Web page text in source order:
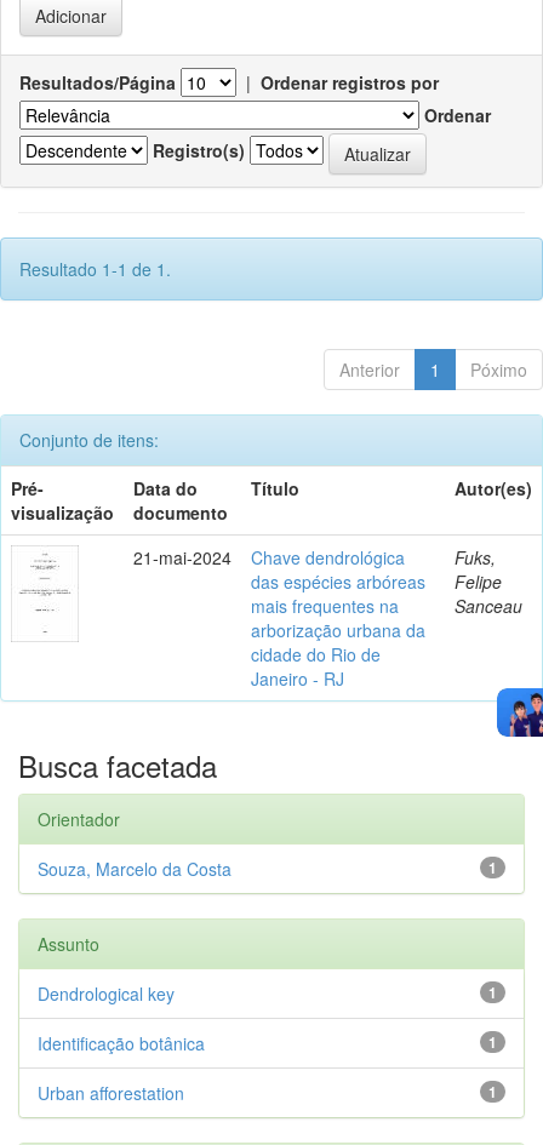
Resultados/Página | Ordenar registros por
Ordenar
Registro(s)
Resultado 1-1 de 1.
Anterior 1 Póximo
Conjunto de itens:
Pré-
visualização
Data do
documento
Título Autor(es)
21-mai-2024
Chave dendrológica
das espécies arbóreas
mais frequentes na
arborização urbana da
cidade do Rio de
Janeiro - RJ
Fuks,
Felipe
Sanceau
Busca facetada
Orientador
1
Souza, Marcelo da Costa
Assunto
1
Dendrological key
1
Identificação botânica
1
Urban afforestation